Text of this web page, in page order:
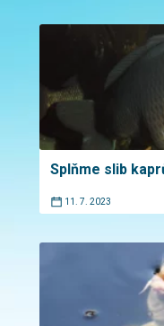
Splňme slib
11. 7. 2023